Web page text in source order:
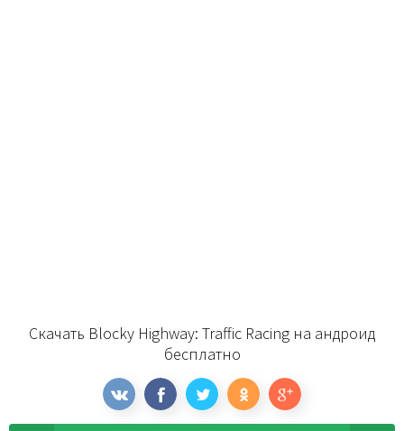
Скачать Blocky Highway: Traffic Racing на андроид
бесплатно